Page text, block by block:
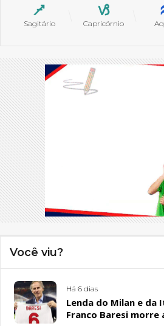
Sagitário Capricórnio
Você viu?
Há 6 dias
Lenda do Milan e da
Franco Baresi morre